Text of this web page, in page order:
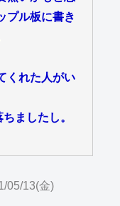
プル板に書き
くれた人がい
ましたし。
05/13(金)